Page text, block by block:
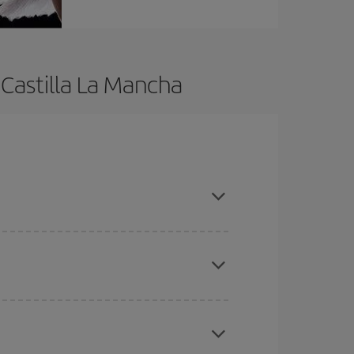
La Mancha
el vuelo más barato.